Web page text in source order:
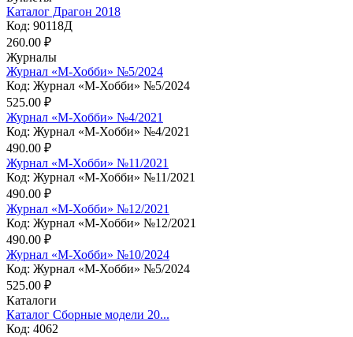
Каталог Драгон 2018
Код: 90118Д
260.00 ₽
Журналы
Журнал «М-Хобби» №5/2024
Код: Журнал «М-Хобби» №5/2024
525.00 ₽
Журнал «М-Хобби» №4/2021
Код: Журнал «М-Хобби» №4/2021
490.00 ₽
Журнал «М-Хобби» №11/2021
Код: Журнал «М-Хобби» №11/2021
490.00 ₽
Журнал «М-Хобби» №12/2021
Код: Журнал «М-Хобби» №12/2021
490.00 ₽
Журнал «М-Хобби» №10/2024
Код: Журнал «М-Хобби» №5/2024
525.00 ₽
Каталоги
Каталог Сборные модели 20...
Код: 4062